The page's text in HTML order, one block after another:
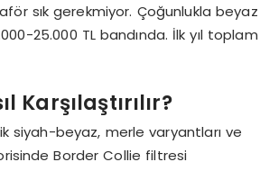
sık gerekmiyor. Çoğunlukla beyaz
25.000 TL bandında. İlk yıl toplam
Karşılaştırılır?
siyah-beyaz, merle varyantları ve
Border Collie filtresi